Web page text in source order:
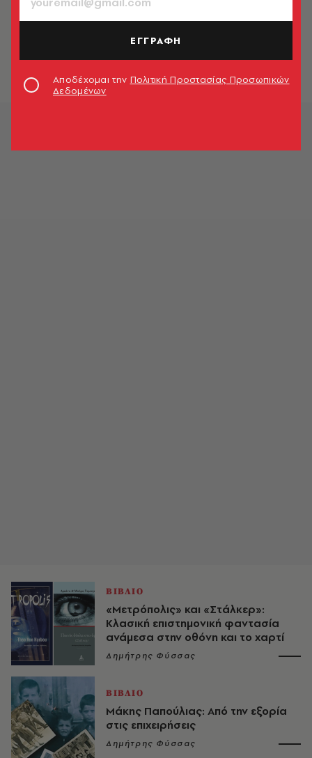
ΒΙΒΛΙΟ
«Μετρόπολις» και «Στάλκερ»:
Κλασική επιστημονική φαντασία
ανάμεσα στην οθόνη και το χαρτί
Δημήτρης Φύσσας
ΒΙΒΛΙΟ
Μάκης Παπούλιας: Aπό την εξορία
στις επιχειρήσεις
Δημήτρης Φύσσας
ΕΓΓΡΑΦΗ
Αποδέχομαι την Πολιτική Προστασίας Προσωπικών
Δεδομένων